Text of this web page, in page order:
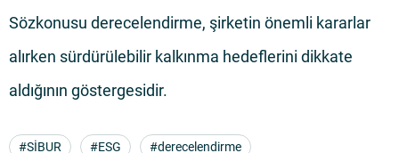
Sözkonusu derecelendirme, şirketin önemli kararlar
alırken sürdürülebilir kalkınma hedeflerini dikkate
aldığının göstergesidir.
#SİBUR #ESG #derecelendirme